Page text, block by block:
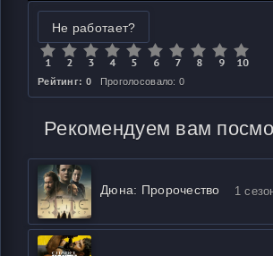
Не работает?
Рейтинг: 0 Проголосовало: 0
Рекомендуем вам
Дюна: Пророчество 1